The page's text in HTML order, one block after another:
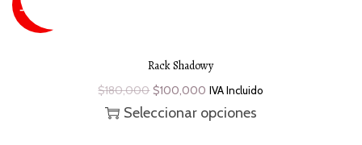
- 44 %
Rack Shadowy
$180,000 $100,000 IVA Incluido
Seleccionar opciones